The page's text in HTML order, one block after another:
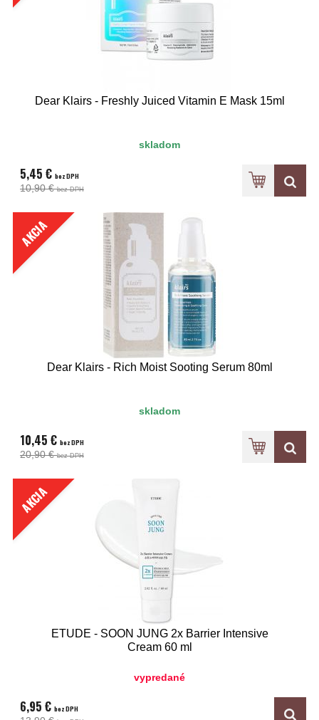
Dear Klairs - Freshly Juiced Vitamin E Mask 15ml
skladom
5,45 € bez DPH
10,90 €bez DPH
AKCIA
Dear Klairs - Rich Moist Sooting Serum 80ml
skladom
10,45 € bez DPH
20,90 €bez DPH
AKCIA
ETUDE - SOON JUNG 2x Barrier Intensive
Cream 60 ml
vypredané
6,95 € bez DPH